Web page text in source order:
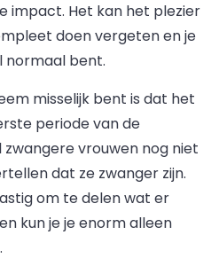
impact. Het kan het plezier
doen vergeten en je
normaal bent.
misselijk bent is dat het
periode van de
vrouwen nog niet
dat ze zwanger zijn.
om te delen wat er
kun je je enorm alleen